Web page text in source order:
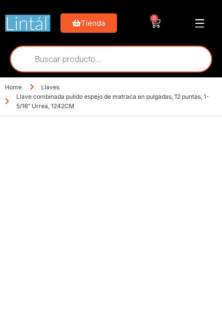
Tienda
0
Home
Llaves
Llave combinada pulido espejo de matraca en pulgadas, 12 puntas, 1-
5/16″ Urrea, 1242CM